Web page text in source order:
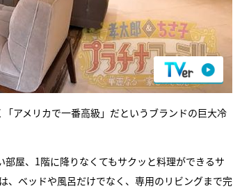
アメリカで一番高級」だというブランドの巨大冷
屋、1階に降りなくてもサクッと料理ができるサ
、ベッドや風呂だけでなく、専用のリビングまで完